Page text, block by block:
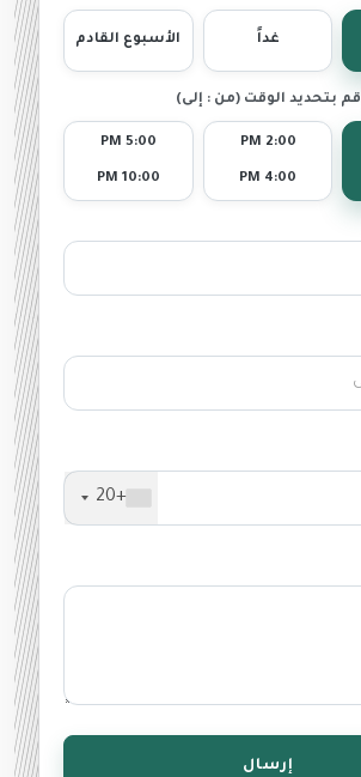
غداً الأسبوع القادم
قم بتحديد الوقت (من : إلى)
2:00 PM
4:00 PM
5:00 PM
10:00 PM
+20
إرسال